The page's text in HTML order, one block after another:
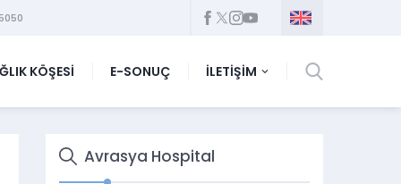
KÖŞESİ E-SONUÇ İLETİŞİM
Avrasya Hospital